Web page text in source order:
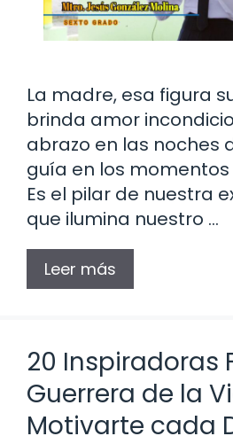
La madre, esa figura
brinda amor
abrazo en las noches
guía en los momentos
Es el pilar de nuestra
que ilumina nuestro …
Leer más
20 Inspiradoras
Guerrera de la
Motivarte cada